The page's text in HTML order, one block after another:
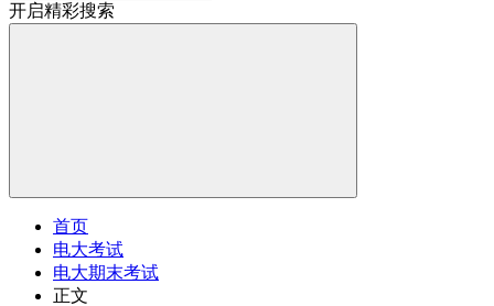
开启精彩搜索
首页
电大考试
电大期末考试
正文